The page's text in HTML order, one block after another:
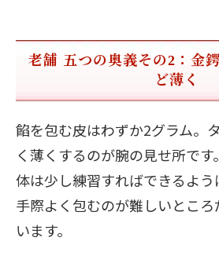
老舗 五つの奥義その2：金
ど薄く
餡を包む皮はわずか2グラム。
く薄くするのが腕の見せ所で
体は少し練習すればできるよう
手際よく包むのが難しいとこ
います。